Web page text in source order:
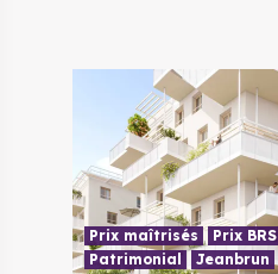
Prix maîtrisés Prix BRS
Patrimonial
Jeanbrun